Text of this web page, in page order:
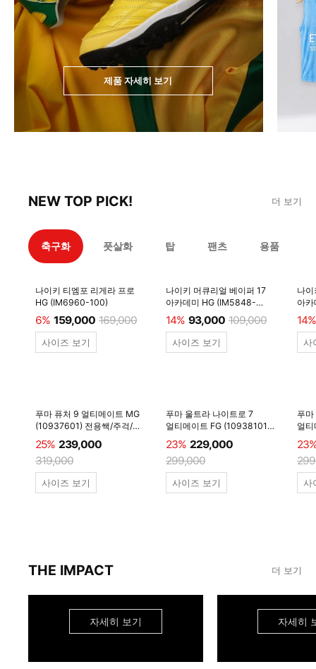
제품 자세히 보기
NEW TOP PICK! 더 보기
축구화 풋살화 탑 팬츠 용품
나이키 티엠포 리게라 프로
HG (IM6960-100)
6% 159,000 169,000
사이즈 보기
나이키 머큐리얼 베이퍼 17
아카데미 HG (IM5848-
600)
14% 93,000 109,000
사이즈 보기
나
아
14%
사
푸마 퓨처 9 얼티메이트 MG
(10937601) 전용쌕/주걱/
양말 #
25% 239,000
319,000
사이즈 보기
푸마 울트라 나이트로 7
얼티메이트 FG (10938101)
전용쌕/주걱/양말 #
23% 229,000
299,000
사이즈 보기
푸
얼
전
사
THE IMPACT 더 보기
자세히 보기 자세히